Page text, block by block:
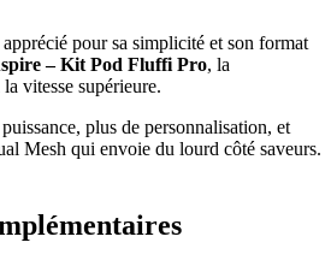
pour sa simplicité et son format
– Kit Pod Fluffi Pro, la
vitesse supérieure.
plus de personnalisation, et
Mesh qui envoie du lourd côté saveurs.
il est revenu en version survitaminée.
finition premium ✨